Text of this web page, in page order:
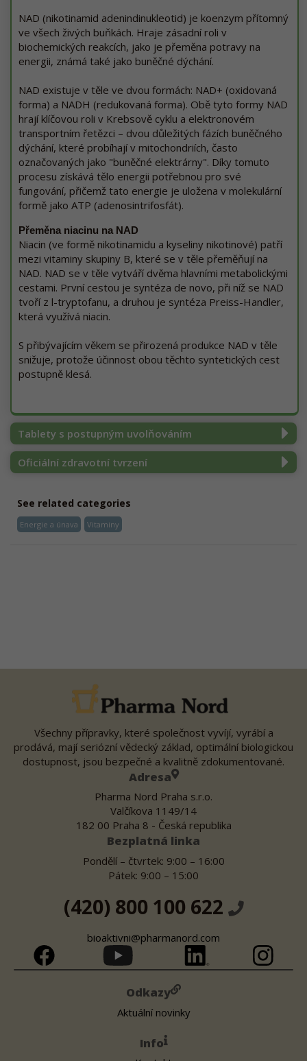
NAD (nikotinamid adenindinukleotid) je koenzym přítomný
ve všech živých buňkách. Hraje zásadní roli v
biochemických reakcích, jako je přeměna potravy na
energii, známá také jako buněčné dýchání.
NAD existuje v těle ve dvou formách: NAD+ (oxidovaná
forma) a NADH (redukovaná forma). Obě tyto formy NAD
hrají klíčovou roli v Krebsově cyklu a elektronovém
transportním řetězci – dvou důležitých fázích buněčného
dýchání, které probíhají v mitochondriích, často
označovaných jako "buněčné elektrárny". Díky tomuto
procesu získává tělo energii potřebnou pro své
fungování, přičemž tato energie je uložena v molekulární
formě jako ATP (adenosintrifosfát).
Přeměna niacinu na NAD
Niacin (ve formě nikotinamidu a kyseliny nikotinové) patří
mezi vitaminy skupiny B, které se v těle přeměňují na
NAD. NAD se v těle vytváří dvěma hlavními metabolickými
cestami. První cestou je syntéza de novo, při níž se NAD
tvoří z l-tryptofanu, a druhou je syntéza Preiss-Handler,
která využívá niacin.
S přibývajícím věkem se přirozená produkce NAD v těle
snižuje, protože účinnost obou těchto syntetických cest
postupně klesá.
Tablety s postupným uvolňováním
Oficiální zdravotní tvrzení
See related categories
Energie a únava Vitaminy
Všechny přípravky, které společnost vyvíjí, vyrábí a
prodává, mají seriózní vědecký základ, optimální biologickou
dostupnost, jsou bezpečné a kvalitně zdokumentované.
Adresa
Pharma Nord Praha s.r.o.
Valčíkova 1149/14
182 00 Praha 8 - Česká republika
Bezplatná linka
Pondělí – čtvrtek: 9:00 – 16:00
Pátek: 9:00 – 15:00
(420) 800 100 622
bioaktivni@pharmanord.com
Odkazy
Aktuální novinky
Info